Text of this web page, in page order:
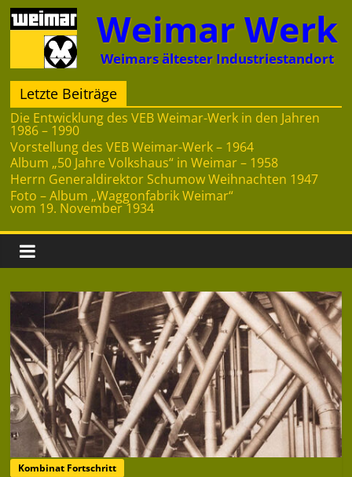
Zum
Inhalt
springen
Weimar Werk
Weimars ältester Industriestandort
Letzte Beiträge
Die Entwicklung des VEB Weimar-Werk in den Jahren
1986 – 1990
Vorstellung des VEB Weimar-Werk – 1964
Album „50 Jahre Volkshaus“ in Weimar – 1958
Herrn Generaldirektor Schumow Weihnachten 1947
Foto – Album „Waggonfabrik Weimar“
vom 19. November 1934
Kombinat Fortschritt